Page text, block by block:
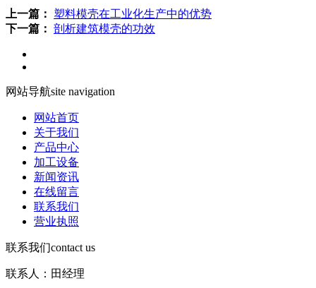
上一篇：
塑料模壳在工业化生产中的优势
下一篇： 剖析建筑模壳的功效
网站导航site navigation
网站首页
关于我们
产品中心
加工设备
新闻资讯
在线留言
联系我们
营业执照
联系我们contact us
联系人：田经理